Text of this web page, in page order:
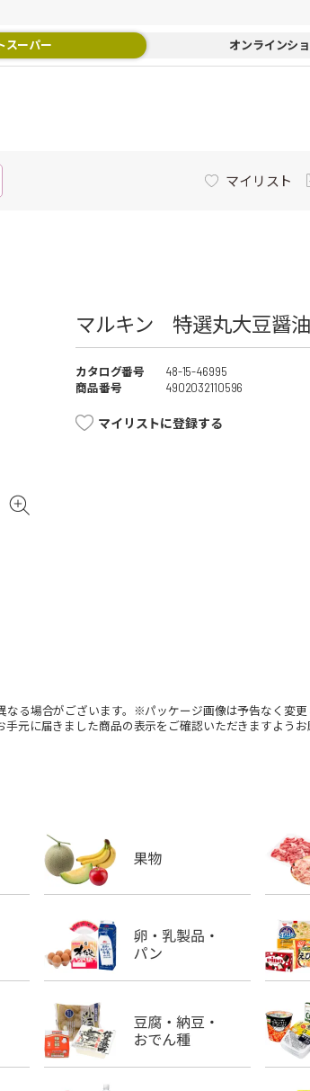
スーパー オンラインシ
マイリスト
マルキン 特選丸大豆醤油
カタログ番号
48-15-46995
商品番号
4902032110596
マイリストに登録する
る場合がございます。※パッケージ画像は予告なく変
元に届きました商品の表示をご確認いただきますようお